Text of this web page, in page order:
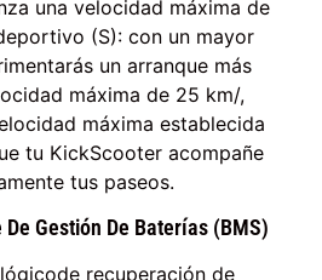
una velocidad máxima de
(S): con un mayor
un arranque más
máxima de 25 km/,
máxima establecida
tu KickScooter acompañe
tus paseos.
Gestión De Baterías (BMS)
recuperación de